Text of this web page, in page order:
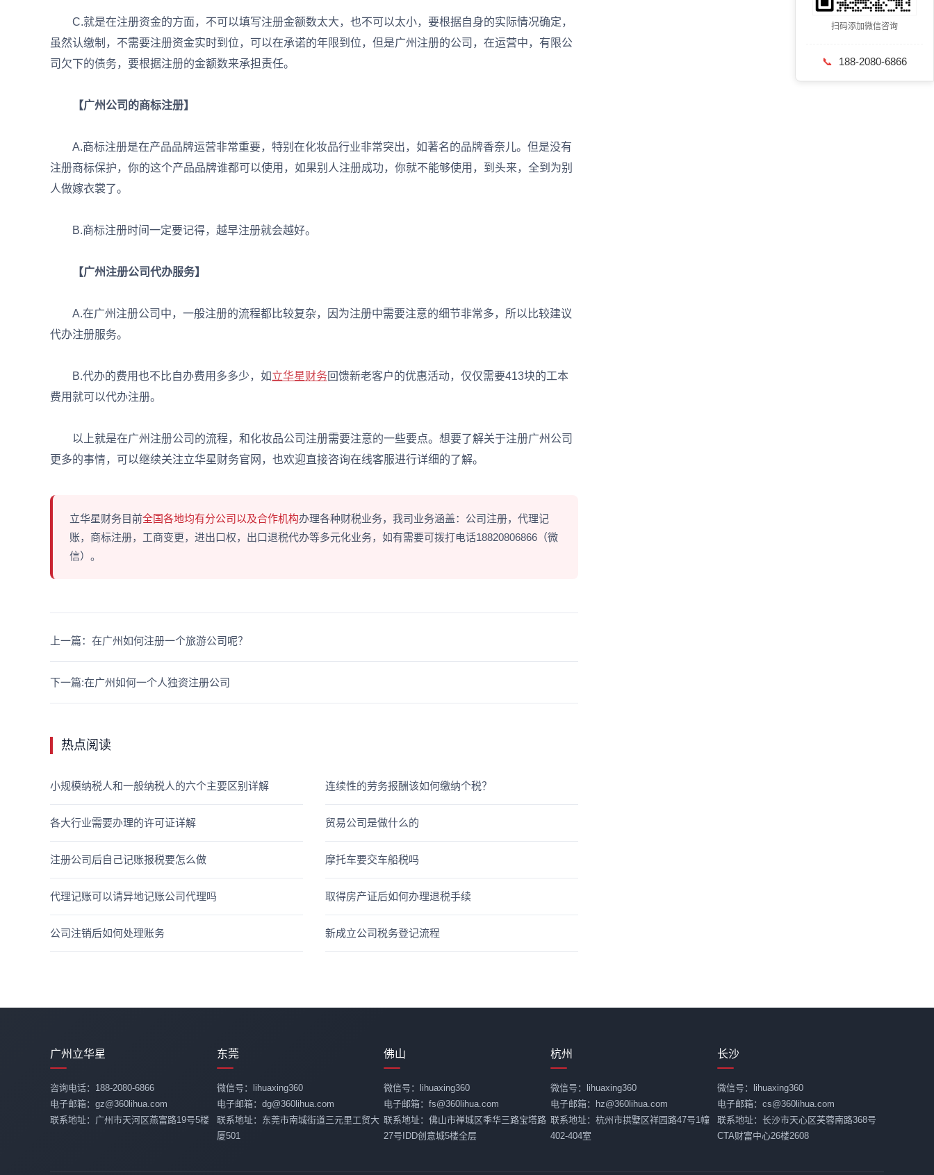
C.就是在注册资金的方面，不可以填写注册金额数太大，也不可以太小，要根据自身的实际情况确定，
虽然认缴制，不需要注册资金实时到位，可以在承诺的年限到位，但是广州注册的公司，在运营中，有限公
司欠下的债务，要根据注册的金额数来承担责任。
【广州公司的商标注册】
A.商标注册是在产品品牌运营非常重要，特别在化妆品行业非常突出，如著名的品牌香奈儿。但是没有
注册商标保护，你的这个产品品牌谁都可以使用，如果别人注册成功，你就不能够使用，到头来，全到为别
人做嫁衣裳了。
B.商标注册时间一定要记得，越早注册就会越好。
【广州注册公司代办服务】
A.在广州注册公司中，一般注册的流程都比较复杂，因为注册中需要注意的细节非常多，所以比较建议
代办注册服务。
B.代办的费用也不比自办费用多多少，如立华星财务 回馈新老客户的优惠活动，仅仅需要413块的工本
费用就可以代办注册。
以上就是在广州注册公司的流程，和化妆品公司注册需要注意的一些要点。想要了解关于注册广州公司
更多的事情，可以继续关注立华星财务官网，也欢迎直接咨询在线客服进行详细的了解。
立华星财务目前全国各地均有分公司以及合作机构办理各种财税业务，我司业务涵盖：公司注册，代理记
账，商标注册，工商变更，进出口权，出口退税代办等多元化业务，如有需要可拨打电话18820806866（微
信）。
下一篇:在广州如何一个人独资注册公司
上一篇：在广州如何注册一个旅游公司呢？
热点阅读
小规模纳税人和一般纳税人的六个主要区别详解 连续性的劳务报酬该如何缴纳个税？
各大行业需要办理的许可证详解 贸易公司是做什么的
注册公司后自己记账报税要怎么做 摩托车要交车船税吗
代理记账可以请异地记账公司代理吗 取得房产证后如何办理退税手续
公司注销后如何处理账务 新成立公司税务登记流程
扫码添加微信咨询
📞 188-2080-6866
广州立华星
咨询电话：188-2080-6866
电子邮箱：gz@360lihua.com
联系地址：广州市天河区燕富路19号5楼
东莞
微信号：lihuaxing360
电子邮箱：dg@360lihua.com
联系地址：东莞市南城街道三元里工贸大
厦501
佛山
微信号：lihuaxing360
电子邮箱：fs@360lihua.com
联系地址：佛山市禅城区季华三路宝塔路
27号IDD创意城5楼全层
杭州
微信号：lihuaxing360
电子邮箱：hz@360lihua.com
联系地址：杭州市拱墅区祥园路47号1幢
402-404室
长沙
微信号：lihuaxing360
电子邮箱：cs@360lihua.com
联系地址：长沙市天心区芙蓉南路368号
CTA财富中心26楼2608